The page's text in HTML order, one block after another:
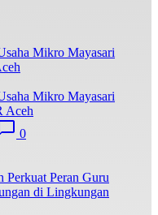
Mikro Mayasari
Aceh
0
Perkuat Peran Guru
di Lingkungan